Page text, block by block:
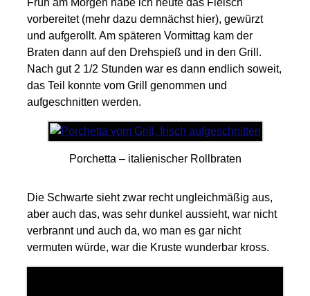
Früh am Morgen habe ich heute das Fleisch
vorbereitet (mehr dazu demnächst hier), gewürzt
und aufgerollt. Am späteren Vormittag kam der
Braten dann auf den Drehspieß und in den Grill.
Nach gut 2 1/2 Stunden war es dann endlich soweit,
das Teil konnte vom Grill genommen und
aufgeschnitten werden.
Porchetta – italienischer Rollbraten
Die Schwarte sieht zwar recht ungleichmäßig aus,
aber auch das, was sehr dunkel aussieht, war nicht
verbrannt und auch da, wo man es gar nicht
vermuten würde, war die Kruste wunderbar kross.